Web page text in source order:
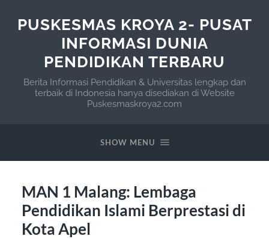
PUSKESMAS KROYA 2- PUSAT
INFORMASI DUNIA
PENDIDIKAN TERBARU
Berita Informasi Pendidikan & Universitas lengkap dan
terbaik di Indonesia hanya disediakan di Website
Puskesmaskroya2.com
SHOW MENU
MAN 1 Malang: Lembaga
Pendidikan Islami Berprestasi di
Kota Apel